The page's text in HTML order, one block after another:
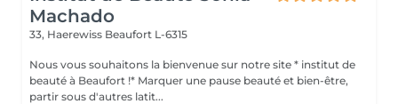
Machado
33, Haerewiss Beaufort L-6315
Nous vous souhaitons la bienvenue sur notre site * institut de
beauté à Beaufort !* Marquer une pause beauté et bien-être,
partir sous d'autres latit...